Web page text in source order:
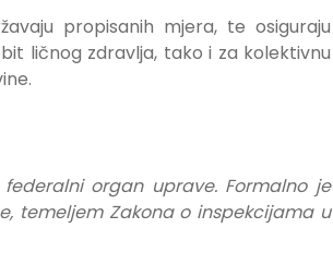
propisanih mjera, te osiguraju
ličnog zdravlja, tako i za kolektivnu
organ uprave. Formalno je
temeljem Zakona o inspekcijama u